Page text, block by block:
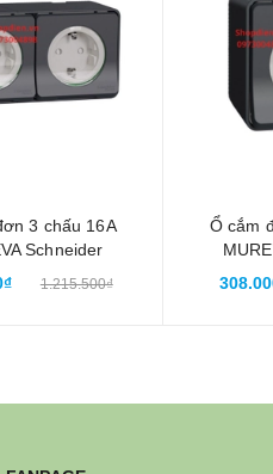
3 chấu 16A
Schneider
chống thấm
1.215.500₫
Ổ cắm